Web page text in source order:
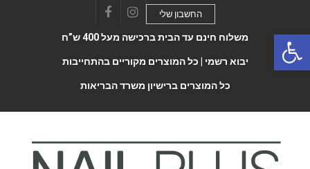
FacebookInstagram
החשבון שלי
משלוח חינם עד הבית ברכישה מעל 400 ש”ח
יבוא רשמי | כל המוצרים מקוריים בהתחייבות
כל המוצרים ברישיון משרד הבריאות